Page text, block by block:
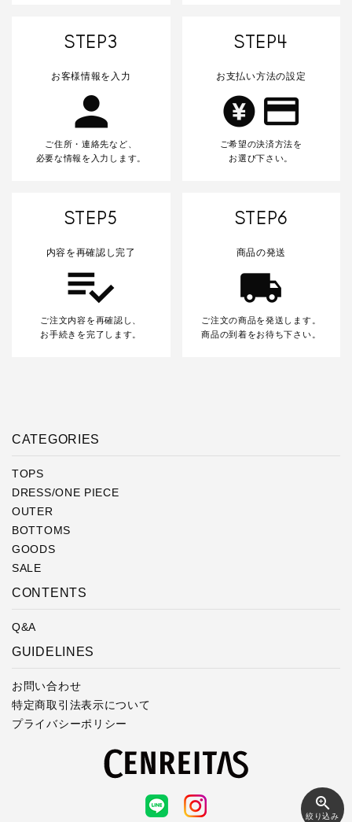
zoom_in
絞り込み
STEP3
お客様情報を入力
ご住所・連絡先など、
必要な情報を入力します。
STEP4
お支払い方法の設定
ご希望の決済方法を
お選び下さい。
STEP5
内容を再確認し完了
ご注文内容を再確認し、
お手続きを完了します。
STEP6
商品の発送
ご注文の商品を発送します。
商品の到着をお待ち下さい。
CATEGORIES
TOPS
DRESS/ONE PIECE
OUTER
BOTTOMS
GOODS
SALE
CONTENTS
Q&A
GUIDELINES
お問い合わせ
特定商取引法表示について
プライバシーポリシー